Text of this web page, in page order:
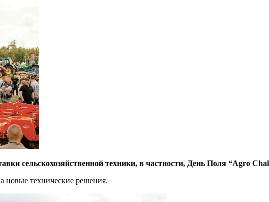
сельскохозяйственной техники, в частности, День Поля “Agro
технические решения.